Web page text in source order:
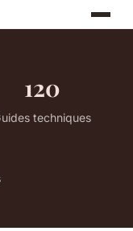
120
techniques